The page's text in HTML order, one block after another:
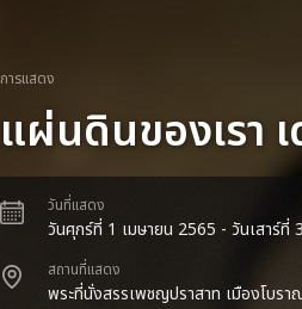
การแสดง
แผ่นดินของเรา
วันที่แสดง
วันศุกร์ที่ 1 เมษายน 2565 - วันเสาร์ที่
สถานที่แสดง
พระที่นั่งสรรเพชญปราสาท เมืองโบรา